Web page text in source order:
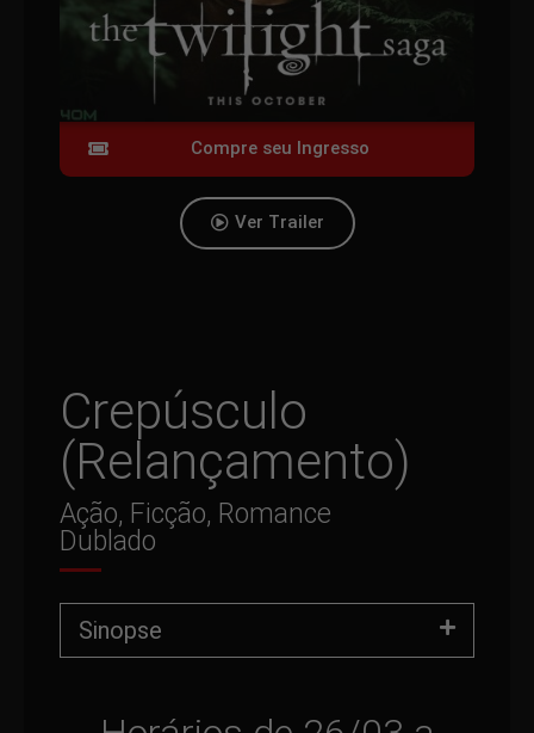
Compre seu Ingresso
Ver Trailer
Crepúsculo
(Relançamento)
Ação, Ficção, Romance
Dublado
Sinopse